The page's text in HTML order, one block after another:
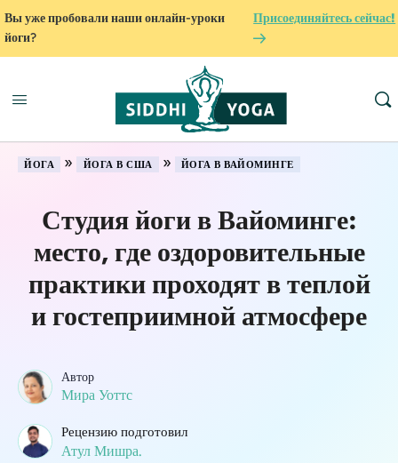
Вы уже пробовали наши онлайн-уроки
йоги?
Присоединяйтесь сейчас!
ЙОГА » ЙОГА В США » ЙОГА В ВАЙОМИНГЕ
Студия йоги в Вайоминге:
место, где оздоровительные
практики проходят в теплой
и гостеприимной атмосфере
Автор
Мира Уоттс
Рецензию подготовил
Атул Мишра.